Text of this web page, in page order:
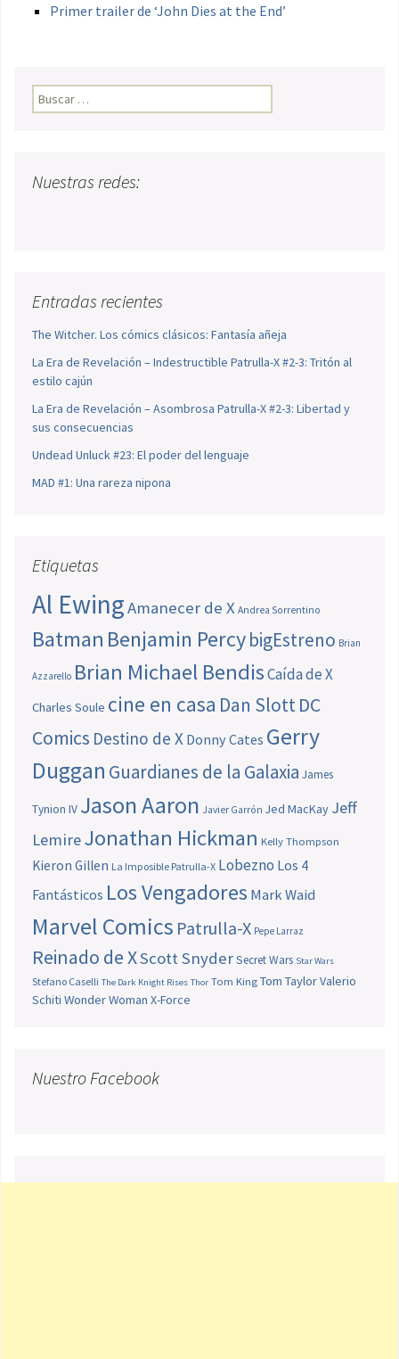
Primer trailer de ‘John Dies at the End’
Buscar:
Nuestras redes:
Entradas recientes
The Witcher. Los cómics clásicos: Fantasía añeja
La Era de Revelación – Indestructible Patrulla-X #2-3: Tritón al
estilo cajún
La Era de Revelación – Asombrosa Patrulla-X #2-3: Libertad y
sus consecuencias
Undead Unluck #23: El poder del lenguaje
MAD #1: Una rareza nipona
Etiquetas
Al EwingAmanecer de X Andrea Sorrentino
Batman Benjamin PercybigEstreno Brian
Azzarello Brian Michael BendisCaída de X
Charles Soule cine en casa Dan SlottDC
Comics Destino de X Donny Cates Gerry
Duggan Guardianes de la Galaxia James
Tynion IV Jason Aaron Javier Garrón Jed MacKay Jeff
LemireJonathan Hickman Kelly Thompson
Kieron Gillen La Imposible Patrulla-X Lobezno Los 4
Fantásticos Los Vengadores Mark Waid
Marvel Comics Patrulla-X Pepe Larraz
Reinado de XScott SnyderSecret Wars Star Wars
Stefano Caselli The Dark Knight Rises Thor Tom King Tom TaylorValerio
Schiti Wonder Woman X-Force
Nuestro Facebook